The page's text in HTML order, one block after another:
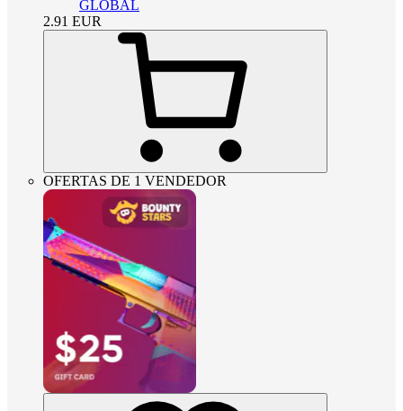
GLOBAL
2.91 EUR
OFERTAS DE 1 VENDEDOR